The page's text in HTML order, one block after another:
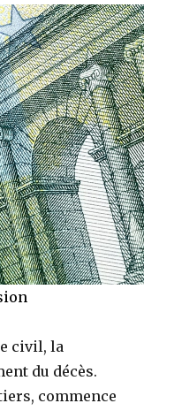
simple
civil, la
du décès.
commence